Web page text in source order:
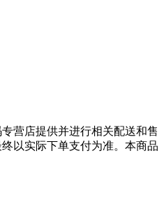
营店提供并进行相关配送和售
以实际下单支付为准。本商品